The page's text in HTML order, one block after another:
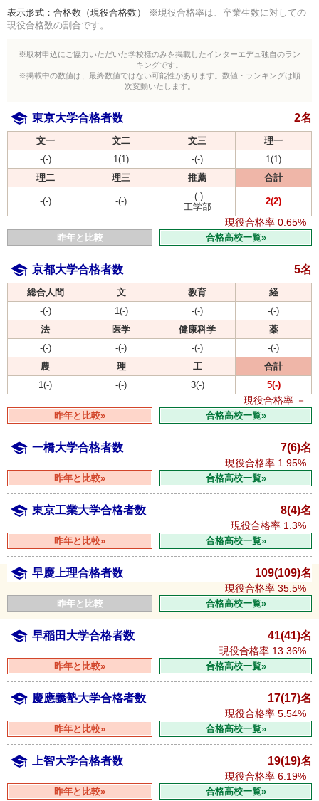
表示形式：合格数（現役合格数）
※現役合格率は、卒業生数に対しての
現役合格数の割合です。
※取材申込にご協力いただいた学校様のみを掲載したインターエデュ独自のラン
キングです。
※掲載中の数値は、最終数値ではない可能性があります。数値・ランキングは順
次変動いたします。
東京大学合格者数 2名
文一 文二 文三
理一
-(-)
1(1) -(-)
1(1)
理二
理三 推薦 合計
-(-) -(-)
-(-)
工学部
2(2)
現役合格率 0.65%
昨年と比較 合格高校一覧»
京都大学合格者数 5名
総合人間 文 教育
経
-(-)
1(-) -(-)
-(-)
法
医学 健康科学
薬
-(-)
-(-) -(-)
-(-)
農
理 工
合計
1(-)
-(-) 3(-) 5(-)
現役合格率 －
昨年と比較» 合格高校一覧»
一橋大学合格者数 7(6)名
現役合格率 1.95%
昨年と比較» 合格高校一覧»
東京工業大学合格者数 8(4)名
現役合格率 1.3%
昨年と比較» 合格高校一覧»
早慶上理合格者数 109(109)名
現役合格率 35.5%
昨年と比較 合格高校一覧»
早稲田大学合格者数 41(41)名
現役合格率 13.36%
昨年と比較» 合格高校一覧»
慶應義塾大学合格者数 17(17)名
現役合格率 5.54%
昨年と比較» 合格高校一覧»
上智大学合格者数 19(19)名
現役合格率 6.19%
昨年と比較» 合格高校一覧»